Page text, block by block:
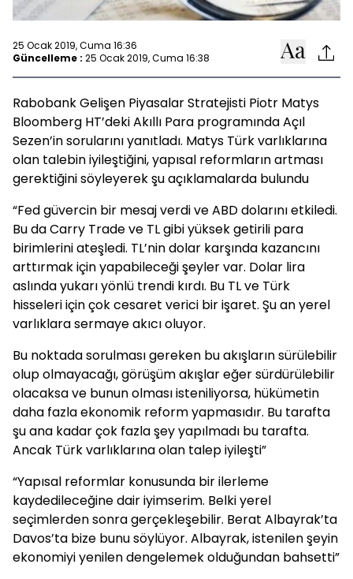
25 Ocak 2019, Cuma 16:36
Güncelleme : 25 Ocak 2019, Cuma 16:38
Rabobank Gelişen Piyasalar Stratejisti Piotr Matys
Bloomberg HT’deki Akıllı Para programında Açıl
Sezen’in sorularını yanıtladı. Matys Türk varlıklarına
olan talebin iyileştiğini, yapısal reformların artması
gerektiğini söyleyerek şu açıklamalarda bulundu
“Fed güvercin bir mesaj verdi ve ABD dolarını etkiledi.
Bu da Carry Trade ve TL gibi yüksek getirili para
birimlerini ateşledi. TL’nin dolar karşında kazancını
arttırmak için yapabileceği şeyler var. Dolar lira
aslında yukarı yönlü trendi kırdı. Bu TL ve Türk
hisseleri için çok cesaret verici bir işaret. Şu an yerel
varlıklara sermaye akıcı oluyor.
Bu noktada sorulması gereken bu akışların sürülebilir
olup olmayacağı, görüşüm akışlar eğer sürdürülebilir
olacaksa ve bunun olması isteniliyorsa, hükümetin
daha fazla ekonomik reform yapmasıdır. Bu tarafta
şu ana kadar çok fazla şey yapılmadı bu tarafta.
Ancak Türk varlıklarına olan talep iyileşti”
“Yapısal reformlar konusunda bir ilerleme
kaydedileceğine dair iyimserim. Belki yerel
seçimlerden sonra gerçekleşebilir. Berat Albayrak’ta
Davos’ta bize bunu söylüyor. Albayrak, istenilen şeyin
ekonomiyi yenilen dengelemek olduğundan bahsetti”